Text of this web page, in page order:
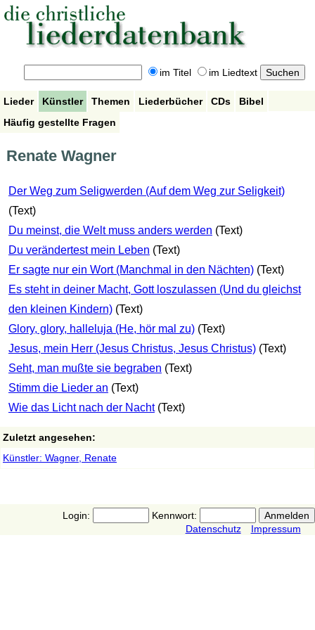
im Titel im Liedtext
Lieder Künstler Themen Liederbücher CDs
Bibel
Häufig gestellte Fragen
Renate Wagner
Der Weg zum Seligwerden (Auf dem Weg zur Seligkeit)
(Text)
Du meinst, die Welt muss anders werden (Text)
Du verändertest mein Leben (Text)
Er sagte nur ein Wort (Manchmal in den Nächten) (Text)
Es steht in deiner Macht, Gott loszulassen (Und du gleichst
den kleinen Kindern) (Text)
Glory, glory, halleluja (He, hör mal zu) (Text)
Jesus, mein Herr (Jesus Christus, Jesus Christus) (Text)
Seht, man mußte sie begraben (Text)
Stimm die Lieder an (Text)
Wie das Licht nach der Nacht (Text)
Zuletzt angesehen:
Künstler: Wagner, Renate
Login:
Kennwort:
Datenschutz
Impressum